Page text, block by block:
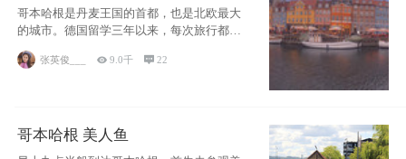
哥本哈根是丹麦王国的首都，也是北欧最大
的城市。德国留学三年以来，每次旅行都是
张英俊___ 9.0千 22
哥本哈根 美人鱼